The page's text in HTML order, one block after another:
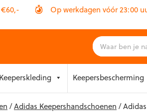
Op werkdagen vóór 23:00
Keeperskleding Keepersbescherming
/Adidas Keepershandschoenen /